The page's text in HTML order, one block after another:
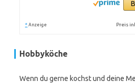
* Anzeige Preis
Hobbyköche
Wenn du gerne kochst und deine